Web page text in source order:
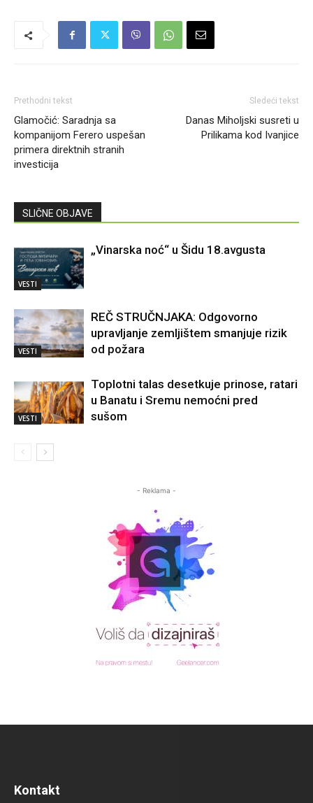
Prethodni tekst
Glamočić: Saradnja sa
kompanijom Ferero uspešan
primera direktnih stranih
investicija
Sledeći tekst
Danas Miholjski susreti u
Prilikama kod Ivanjice
SLIČNE OBJAVE
VESTI
„Vinarska noć“ u Šidu 18.avgusta
VESTI
REČ STRUČNJAKA: Odgovorno
upravljanje zemljištem smanjuje rizik
od požara
VESTI
Toplotni talas desetkuje prinose, ratari
u Banatu i Sremu nemoćni pred
sušom
- Reklama -
Kontakt